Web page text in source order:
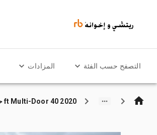
التصفح حسب الفئة المزادات
2020 40 ft Multi-Door حاويات تخزين